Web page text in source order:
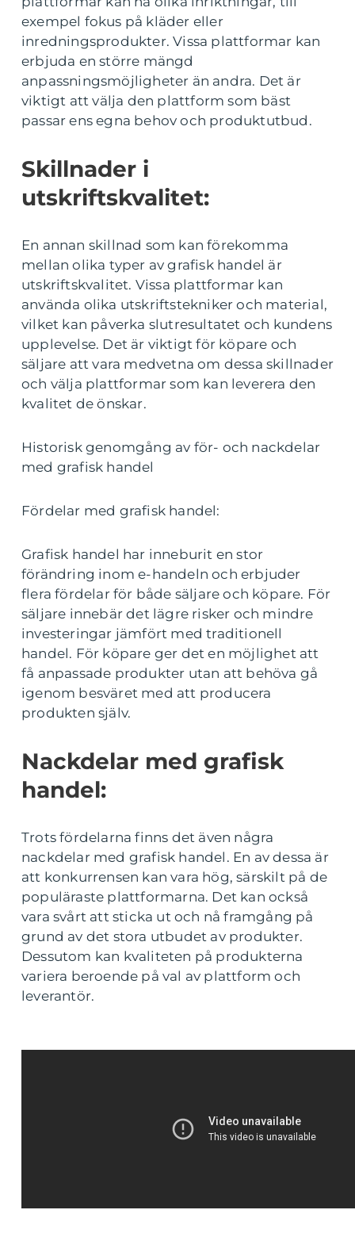
exempel fokus på kläder eller
inredningsprodukter. Vissa plattformar kan
erbjuda en större mängd
anpassningsmöjligheter än andra. Det är
viktigt att välja den plattform som bäst
passar ens egna behov och produktutbud.
Skillnader i
utskriftskvalitet:
En annan skillnad som kan förekomma
mellan olika typer av grafisk handel är
utskriftskvalitet. Vissa plattformar kan
använda olika utskriftstekniker och material,
vilket kan påverka slutresultatet och kundens
upplevelse. Det är viktigt för köpare och
säljare att vara medvetna om dessa skillnader
och välja plattformar som kan leverera den
kvalitet de önskar.
Historisk genomgång av för- och nackdelar
med grafisk handel
Fördelar med grafisk handel:
Grafisk handel har inneburit en stor
förändring inom e-handeln och erbjuder
flera fördelar för både säljare och köpare. För
säljare innebär det lägre risker och mindre
investeringar jämfört med traditionell
handel. För köpare ger det en möjlighet att
få anpassade produkter utan att behöva gå
igenom besväret med att producera
produkten själv.
Nackdelar med grafisk
handel:
Trots fördelarna finns det även några
nackdelar med grafisk handel. En av dessa är
att konkurrensen kan vara hög, särskilt på de
populäraste plattformarna. Det kan också
vara svårt att sticka ut och nå framgång på
grund av det stora utbudet av produkter.
Dessutom kan kvaliteten på produkterna
variera beroende på val av plattform och
leverantör.